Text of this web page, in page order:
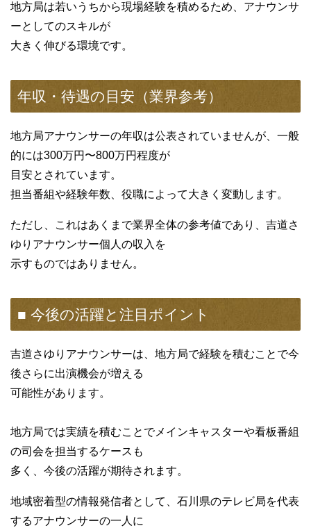
地方局は若いうちから現場経験を積めるため、アナウンサ
ーとしてのスキルが
大きく伸びる環境です。
年収・待遇の目安（業界参考）
地方局アナウンサーの年収は公表されていませんが、一般
的には300万円〜800万円程度が
目安とされています。
担当番組や経験年数、役職によって大きく変動します。
ただし、これはあくまで業界全体の参考値であり、吉道さ
ゆりアナウンサー個人の収入を
示すものではありません。
■ 今後の活躍と注目ポイント
吉道さゆりアナウンサーは、地方局で経験を積むことで今
後さらに出演機会が増える
可能性があります。
地方局では実績を積むことでメインキャスターや看板番組
の司会を担当するケースも
多く、今後の活躍が期待されます。
地域密着型の情報発信者として、石川県のテレビ局を代表
するアナウンサーの一人に